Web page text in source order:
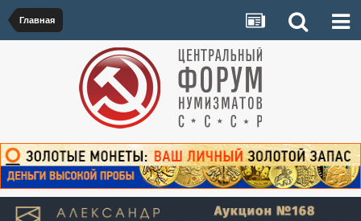
Главная